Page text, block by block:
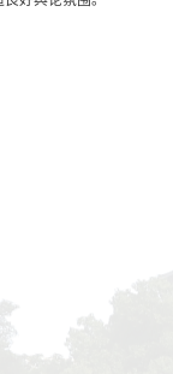
根据通知要
电子版一份；